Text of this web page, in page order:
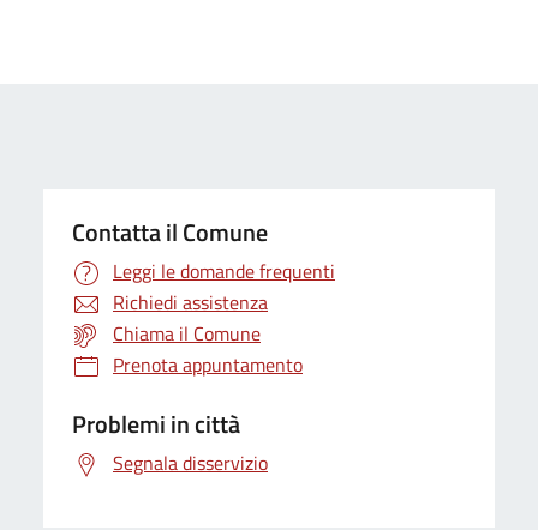
Contatta il Comune
Leggi le domande frequenti
Richiedi assistenza
Chiama il Comune
Prenota appuntamento
Problemi in città
Segnala disservizio